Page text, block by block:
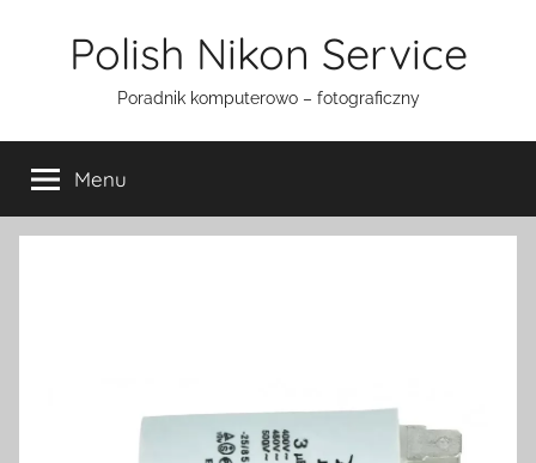
Polish Nikon Service
Poradnik komputerowo – fotograficzny
Menu